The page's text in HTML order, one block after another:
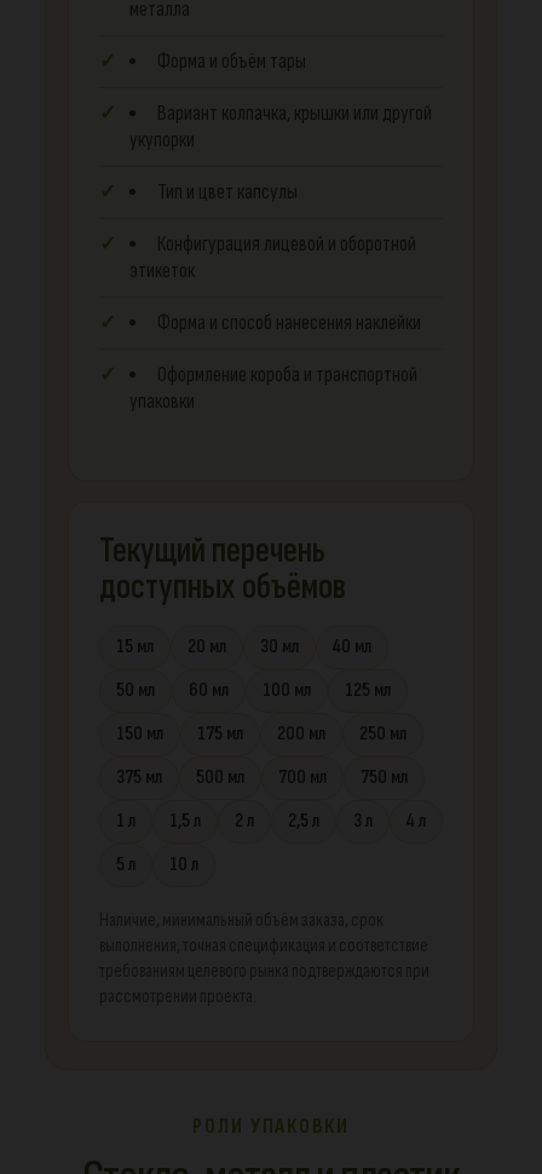
металла
Форма и объём тары
Вариант колпачка, крышки или другой
укупорки
Тип и цвет капсулы
Конфигурация лицевой и оборотной
этикеток
Форма и способ нанесения наклейки
Оформление короба и транспортной
упаковки
Текущий перечень
доступных объёмов
15 мл 20 мл 30 мл
40 мл
50 мл
60 мл 100 мл
125 мл
150 мл
175 мл 200 мл
250 мл
375 мл
500 мл 700 мл
750 мл
1 л
1,5 л 2 л 2,5 л 3 л
4 л
5 л
10 л
РОЛИ УПАКОВКИ